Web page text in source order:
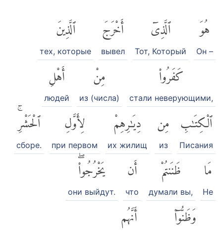
هُوَ
Он –
ٱلَّذِىٓ
Тот, Который
أَخْرَجَ
вывел
ٱلَّذِينَ
тех, которые
كَفَرُوا۟
стали неверующими,
مِنْ
из (числа)
أَهْلِ
людей
ٱلْكِتَٰبِ
Писания
مِن
из
دِيَٰرِهِمْ
их жилищ
لِأَوَّلِ
при первом
ٱلْحَشْرِۚ
сборе.
مَا
Не
ظَنَنتُمْ
думали вы,
أَن
что
يَخْرُجُوا۟ۖ
они выйдут.
وَظَنُّوٓا۟ أَنَّهُم